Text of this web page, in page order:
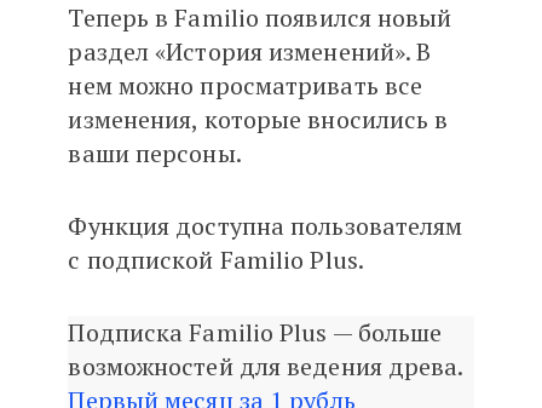
Теперь в Familio появился новый
раздел «История изменений». В
нем можно просматривать все
изменения, которые вносились в
ваши персоны.
Функция доступна пользователям
с подпиской Familio Plus.
Подписка Familio Plus — больше
возможностей для ведения древа.
Первый месяц за 1 рубль